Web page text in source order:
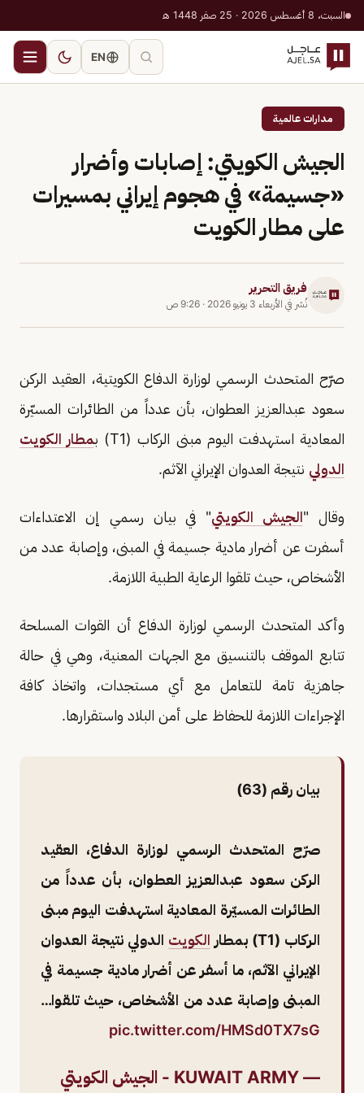
السبت، 8 أغسطس 2026 · 25 صفر 1448 هـ
EN
مدارات عالمية
الجيش الكويتي: إصابات وأضرار
«جسيمة» في هجوم إيراني بمسيرات
على مطار الكويت
فريق التحرير
نُشر في الأربعاء 3 يونيو 2026 · 9:26 ص
صرّح المتحدث الرسمي لوزارة الدفاع الكويتية، العقيد الركن
سعود عبدالعزيز العطوان، بأن عدداً من الطائرات المسيّرة
المعادية استهدفت اليوم مبنى الركاب (T1) ب
مطار الكويت
الدولي نتيجة العدوان الإيراني الآثم.
وقال "الجيش الكويتي" في بيان رسمي إن الاعتداءات
أسفرت عن أضرار مادية جسيمة في المبنى، وإصابة عدد من
الأشخاص، حيث تلقوا الرعاية الطبية اللازمة.
وأكد المتحدث الرسمي لوزارة الدفاع أن القوات المسلحة
تتابع الموقف بالتنسيق مع الجهات المعنية، وهي في حالة
جاهزية تامة للتعامل مع أي مستجدات، واتخاذ كافة
الإجراءات اللازمة للحفاظ على أمن البلاد واستقرارها.
بيان رقم (63)
صرّح المتحدث الرسمي لوزارة الدفاع، العقيد
الركن سعود عبدالعزيز العطوان، بأن عدداً من
الطائرات المسيّرة المعادية استهدفت اليوم مبنى
الركاب (T1) بمطار
الكويت الدولي نتيجة العدوان
الإيراني الآثم، ما أسفر عن أضرار مادية جسيمة في
المبنى وإصابة عدد من الأشخاص، حيث تلقوا…
pic.twitter.com/HMSd0TX7sG
— KUWAIT ARMY - الجيش الكويتي